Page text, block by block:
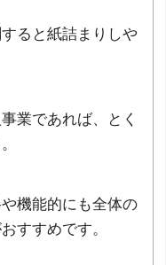
ると紙詰まりしや
業であれば、とく
機能的にも全体の
すすめです。